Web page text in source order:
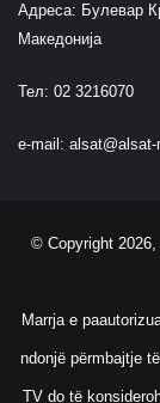
Адреса: Булевар
Македонија
Тел: 02 3216070
e-mail:
© Copyright
Marrja e
ndonjë përmbajtje
TV do të